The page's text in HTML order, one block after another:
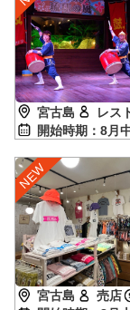
宮古島 レス
開始時期：8月
宮古島 売店